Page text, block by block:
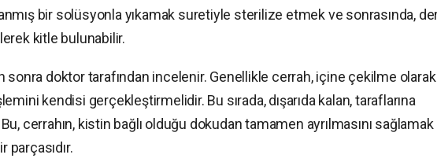
bir solüsyonla yıkamak suretiyle sterilize etmek ve sonrasında,
kitle bulunabilir.
sonra doktor tarafından incelenir. Genellikle cerrah, içine çekilme olarak
kendisi gerçekleştirmelidir. Bu sırada, dışarıda kalan, taraflarına
cerrahın, kistin bağlı olduğu dokudan tamamen ayrılmasını
parçasıdır.